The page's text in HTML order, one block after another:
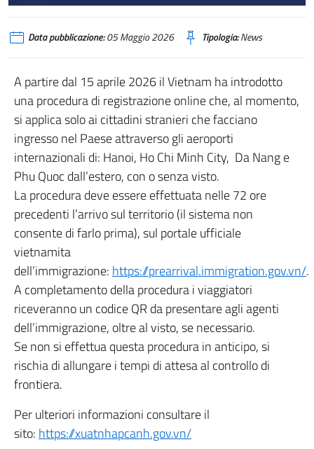
Data pubblicazione:05 Maggio 2026 Tipologia:News
A partire dal 15 aprile 2026 il Vietnam ha introdotto
una procedura di registrazione online che, al momento,
si applica solo ai cittadini stranieri che facciano
ingresso nel Paese attraverso gli aeroporti
internazionali di: Hanoi, Ho Chi Minh City, Da Nang e
Phu Quoc dall’estero, con o senza visto.
La procedura deve essere effettuata nelle 72 ore
precedenti l’arrivo sul territorio (il sistema non
consente di farlo prima), sul portale ufficiale
vietnamita
dell’immigrazione:https://prearrival.immigration.gov.vn/.
A completamento della procedura i viaggiatori
riceveranno un codice QR da presentare agli agenti
dell’immigrazione, oltre al visto, se necessario.
Se non si effettua questa procedura in anticipo, si
rischia di allungare i tempi di attesa al controllo di
frontiera.
Per ulteriori informazioni consultare il
sito:https://xuatnhapcanh.gov.vn/